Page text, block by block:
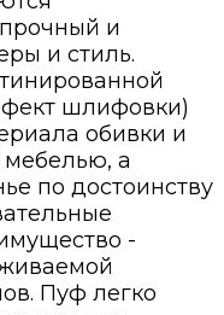
и
и стиль.
шлифовки)
обивки и
мебелью, а
по достоинству
-
Пуф легко